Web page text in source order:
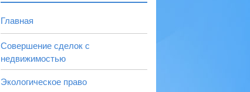
Главная
Совершение сделок с
недвижимостью
Экологическое право